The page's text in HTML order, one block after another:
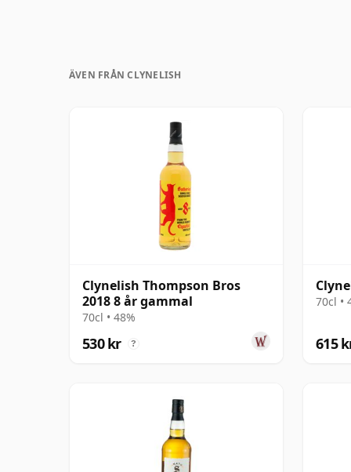
ÄVEN FRÅN CLYNELISH
Clynelish Thompson Bros
2018 8 år gammal
70cl • 48%
530 kr ?
70cl •
615